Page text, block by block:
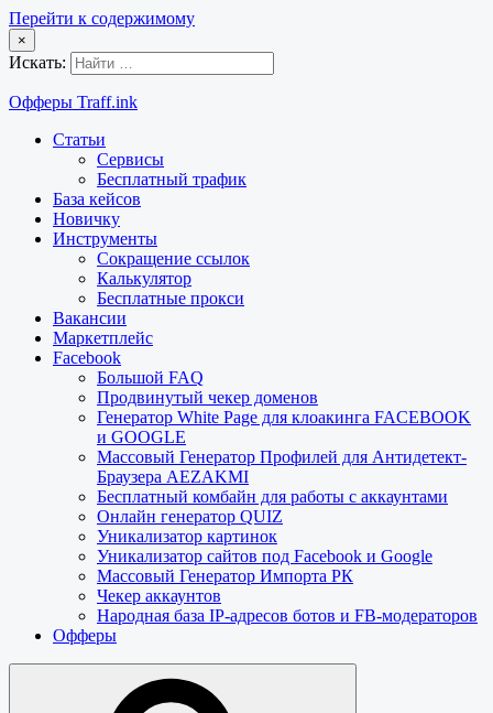
Перейти к содержимому
×
Искать:
Офферы Traff.ink
Статьи
Сервисы
Бесплатный трафик
База кейсов
Новичку
Инструменты
Сокращение ссылок
Калькулятор
Бесплатные прокси
Вакансии
Маркетплейс
Facebook
Большой FAQ
Продвинутый чекер доменов
Генератор White Page для клоакинга FACEBOOK
и GOOGLE
Массовый Генератор Профилей для Антидетект-
Браузера AEZAKMI
Бесплатный комбайн для работы с аккаунтами
Онлайн генератор QUIZ
Уникализатор картинок
Уникализатор сайтов под Facebook и Google
Массовый Генератор Импорта РК
Чекер аккаунтов
Народная база IP-адресов ботов и FB-модераторов
Офферы